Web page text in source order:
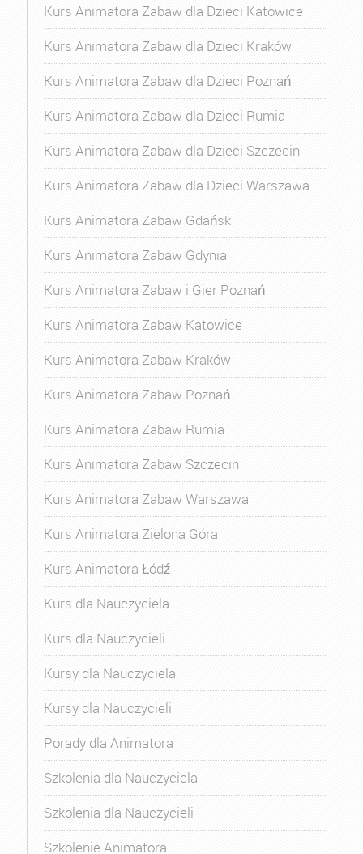
Kurs Animatora Zabaw dla Dzieci Katowice
Kurs Animatora Zabaw dla Dzieci Kraków
Kurs Animatora Zabaw dla Dzieci Poznań
Kurs Animatora Zabaw dla Dzieci Rumia
Kurs Animatora Zabaw dla Dzieci Szczecin
Kurs Animatora Zabaw dla Dzieci Warszawa
Kurs Animatora Zabaw Gdańsk
Kurs Animatora Zabaw Gdynia
Kurs Animatora Zabaw i Gier Poznań
Kurs Animatora Zabaw Katowice
Kurs Animatora Zabaw Kraków
Kurs Animatora Zabaw Poznań
Kurs Animatora Zabaw Rumia
Kurs Animatora Zabaw Szczecin
Kurs Animatora Zabaw Warszawa
Kurs Animatora Zielona Góra
Kurs Animatora Łódź
Kurs dla Nauczyciela
Kurs dla Nauczycieli
Kursy dla Nauczyciela
Kursy dla Nauczycieli
Porady dla Animatora
Szkolenia dla Nauczyciela
Szkolenia dla Nauczycieli
Szkolenie Animatora